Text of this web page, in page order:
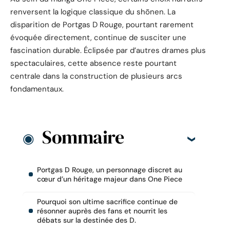
renversent la logique classique du shōnen. La
disparition de Portgas D Rouge, pourtant rarement
évoquée directement, continue de susciter une
fascination durable. Éclipsée par d’autres drames plus
spectaculaires, cette absence reste pourtant
centrale dans la construction de plusieurs arcs
fondamentaux.
Sommaire
Portgas D Rouge, un personnage discret au
cœur d’un héritage majeur dans One Piece
Pourquoi son ultime sacrifice continue de
résonner auprès des fans et nourrit les
débats sur la destinée des D.